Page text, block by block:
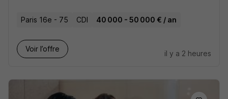
Paris 16e - 75 CDI 40 000 - 50 000 € / an
Voir l’offre
il y a 2 heures